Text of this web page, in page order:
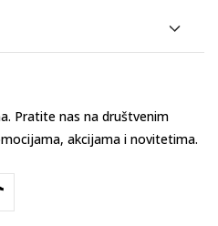
Pratite nas na društvenim
akcijama i novitetima.